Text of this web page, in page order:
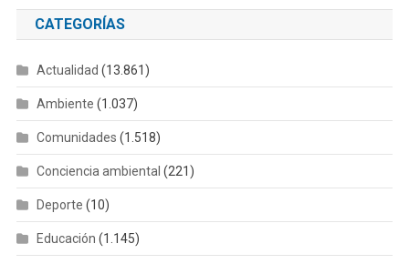
CATEGORÍAS
Actualidad (13.861)
Ambiente (1.037)
Comunidades (1.518)
Conciencia ambiental (221)
Deporte (10)
Educación (1.145)